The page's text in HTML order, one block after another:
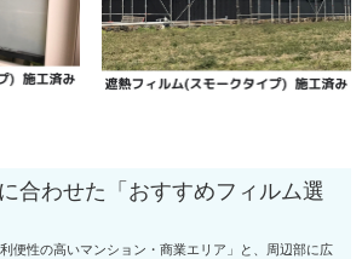
合わせた「おすすめフィルム選
便性の高いマンション・商業エリア」と、周辺部に広